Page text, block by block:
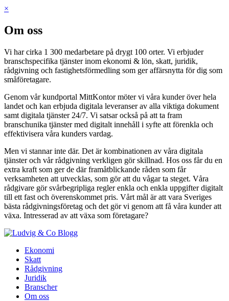
×
Om oss
Vi har cirka 1 300 medarbetare på drygt 100 orter. Vi erbjuder
branschspecifika tjänster inom ekonomi & lön, skatt, juridik,
rådgivning och fastighetsförmedling som ger affärsnytta för dig som
småföretagare.
Genom vår kundportal MittKontor möter vi våra kunder över hela
landet och kan erbjuda digitala leveranser av alla viktiga dokument
samt digitala tjänster 24/7. Vi satsar också på att ta fram
branschunika tjänster med digitalt innehåll i syfte att förenkla och
effektivisera våra kunders vardag.
Men vi stannar inte där. Det är kombinationen av våra digitala
tjänster och vår rådgivning verkligen gör skillnad. Hos oss får du en
extra kraft som ger de där framåtblickande råden som får
verksamheten att utvecklas, som gör att du vågar ta steget. Våra
rådgivare gör svårbegripliga regler enkla och enkla uppgifter digitalt
till ett fast och överenskommet pris. Vårt mål är att vara Sveriges
bästa rådgivningsföretag och det gör vi genom att få våra kunder att
växa. Intresserad av att växa som företagare?
Blogg
Ekonomi
Skatt
Rådgivning
Juridik
Branscher
Om oss